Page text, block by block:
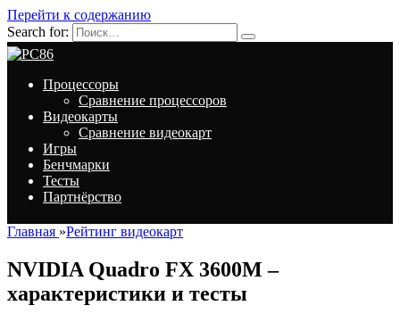
Перейти к содержанию
Search for:
Процессоры
Сравнение процессоров
Видеокарты
Сравнение видеокарт
Игры
Бенчмарки
Тесты
Партнёрство
Главная »Рейтинг видеокарт
NVIDIA Quadro FX 3600M –
характеристики и тесты